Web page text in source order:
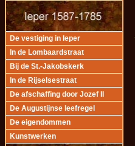
De vestiging in Ieper
In de Lombaardstraat
Bij de St.-Jakobskerk
In de Rijselsestraat
De afschaffing door Jozef II
De Augustijnse leefregel
De eigendommen
Kunstwerken